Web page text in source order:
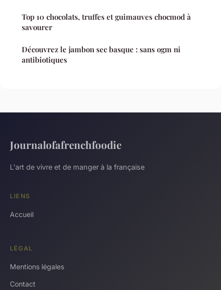
Top 10 chocolats, truffes et guimauves chocmod à
savourer
Découvrez le jambon sec basque : sans ogm ni
antibiotiques
Journalofafrenchfoodie
L'art de vivre et de manger à la française
LIENS
Accueil
LÉGAL
Mentions légales
Contact